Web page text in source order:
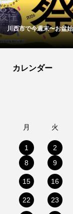
川西市で今週末〜お盆
カレンダー
月 火
1 2
8
9
15 16
22 23